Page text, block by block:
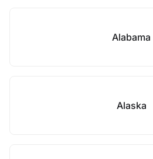
Alabama
Alaska